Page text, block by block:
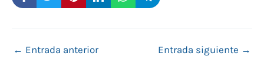
← Entrada anterior Entrada siguiente →